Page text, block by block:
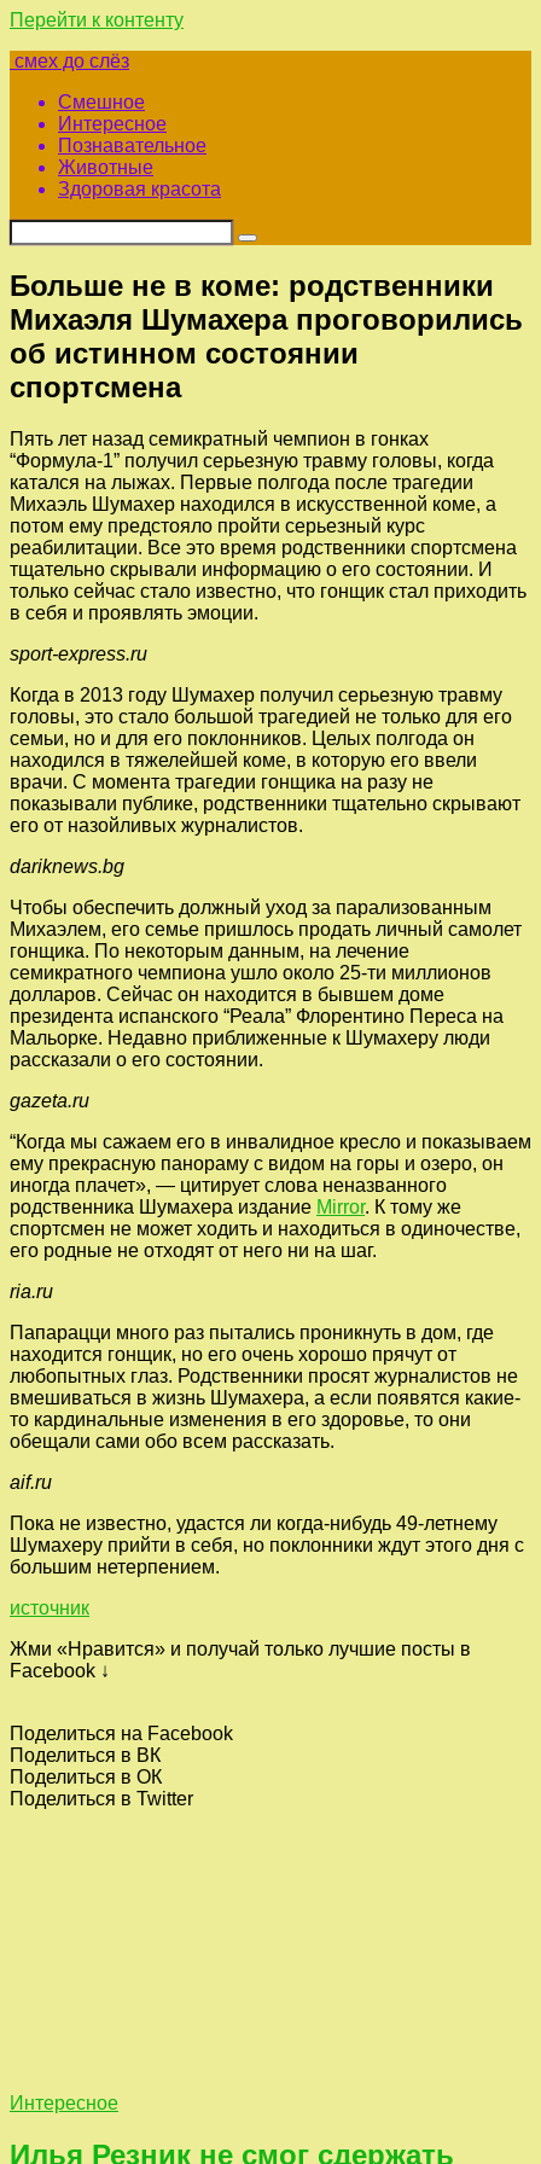
Перейти к контенту
смех до слёз
Смешное
Интересное
Познавательное
Животные
Здоровая красота
Больше не в коме: родственники
Михаэля Шумахера проговорились
об истинном состоянии
спортсмена
Пять лет назад семикратный чемпион в гонках
“Формула-1” получил серьезную травму головы, когда
катался на лыжах. Первые полгода после трагедии
Михаэль Шумахер находился в искусственной коме, а
потом ему предстояло пройти серьезный курс
реабилитации. Все это время родственники спортсмена
тщательно скрывали информацию о его состоянии. И
только сейчас стало известно, что гонщик стал приходить
в себя и проявлять эмоции.
sport-express.ru
Когда в 2013 году Шумахер получил серьезную травму
головы, это стало большой трагедией не только для его
семьи, но и для его поклонников. Целых полгода он
находился в тяжелейшей коме, в которую его ввели
врачи. С момента трагедии гонщика на разу не
показывали публике, родственники тщательно скрывают
его от назойливых журналистов.
dariknews.bg
Чтобы обеспечить должный уход за парализованным
Михаэлем, его семье пришлось продать личный самолет
гонщика. По некоторым данным, на лечение
семикратного чемпиона ушло около 25-ти миллионов
долларов. Сейчас он находится в бывшем доме
президента испанского “Реала” Флорентино Переса на
Мальорке. Недавно приближенные к Шумахеру люди
рассказали о его состоянии.
gazeta.ru
“Когда мы сажаем его в инвалидное кресло и показываем
ему прекрасную панораму с видом на горы и озеро, он
иногда плачет», — цитирует слова неназванного
родственника Шумахера издание Mirror. К тому же
спортсмен не может ходить и находиться в одиночестве,
его родные не отходят от него ни на шаг.
ria.ru
Папарацци много раз пытались проникнуть в дом, где
находится гонщик, но его очень хорошо прячут от
любопытных глаз. Родственники просят журналистов не
вмешиваться в жизнь Шумахера, а если появятся какие-
то кардинальные изменения в его здоровье, то они
обещали сами обо всем рассказать.
aif.ru
Пока не известно, удастся ли когда-нибудь 49-летнему
Шумахеру прийти в себя, но поклонники ждут этого дня с
большим нетерпением.
источник
Жми «Нравится» и получай только лучшие посты в
Facebook ↓
Поделиться на Facebook
Поделиться в ВК
Поделиться в ОК
Поделиться в Twitter
Интересное
Илья Резник не смог сдержать